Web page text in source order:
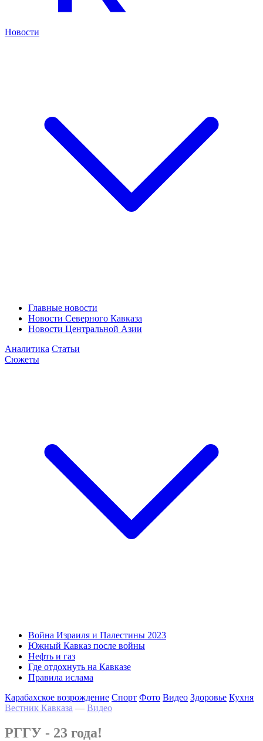
Новости
Главные новости
Новости Северного Кавказа
Новости Центральной Азии
Аналитика Статьи
Сюжеты
Война Израиля и Палестины 2023
Южный Кавказ после войны
Нефть и газ
Где отдохнуть на Кавказе
Правила ислама
Карабахское возрождение Спорт Фото Видео Здоровье Кухня
Вестник Кавказа — Видео
РГГУ - 23 года!